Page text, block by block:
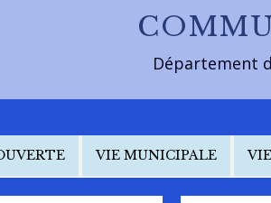
Département
VIE MUNICIPALE